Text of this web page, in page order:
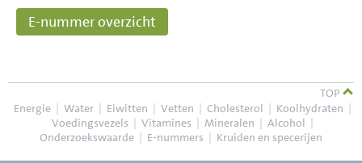
E-nummer overzicht
TOP
Energie | Water | Eiwitten | Vetten | Cholesterol | Koolhydraten |
Voedingsvezels | Vitamines | Mineralen | Alcohol |
Onderzoekswaarde | E-nummers | Kruiden en specerijen